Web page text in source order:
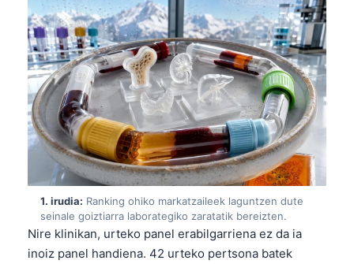
1. irudia: Ranking ohiko markatzaileek laguntzen dute
seinale goiztiarra laborategiko zaratatik bereizten.
Nire klinikan, urteko panel erabilgarriena ez da ia
inoiz panel handiena. 42 urteko pertsona batek